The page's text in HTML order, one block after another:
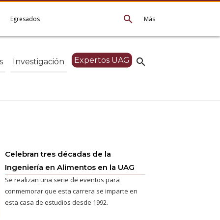
Más
search
Egresados
search
Investigación Expertos UAG
Celebran tres décadas de la
Ingeniería en Alimentos en la UAG
Se realizan una serie de eventos para
conmemorar que esta carrera se imparte en
esta casa de estudios desde 1992.